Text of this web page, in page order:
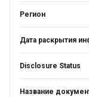
Регион
Дата раскрытия
Disclosure Status
Название